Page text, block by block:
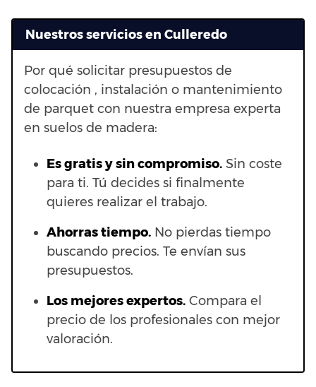
Nuestros servicios en Culleredo
Por qué solicitar presupuestos de
colocación , instalación o mantenimiento
de parquet con nuestra empresa experta
en suelos de madera:
Es gratis y sin compromiso. Sin coste
para ti. Tú decides si finalmente
quieres realizar el trabajo.
Ahorras tiempo. No pierdas tiempo
buscando precios. Te envían sus
presupuestos.
Los mejores expertos. Compara el
precio de los profesionales con mejor
valoración.